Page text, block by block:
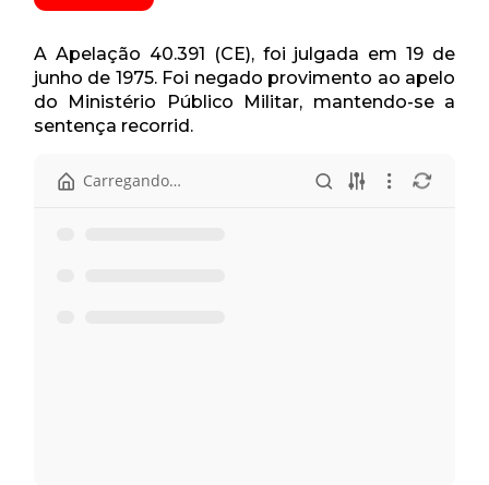
A Apelação 40.391 (CE), foi julgada em 19 de
junho de 1975. Foi negado provimento ao apelo
do Ministério Público Militar, mantendo-se a
sentença recorrid.
Início